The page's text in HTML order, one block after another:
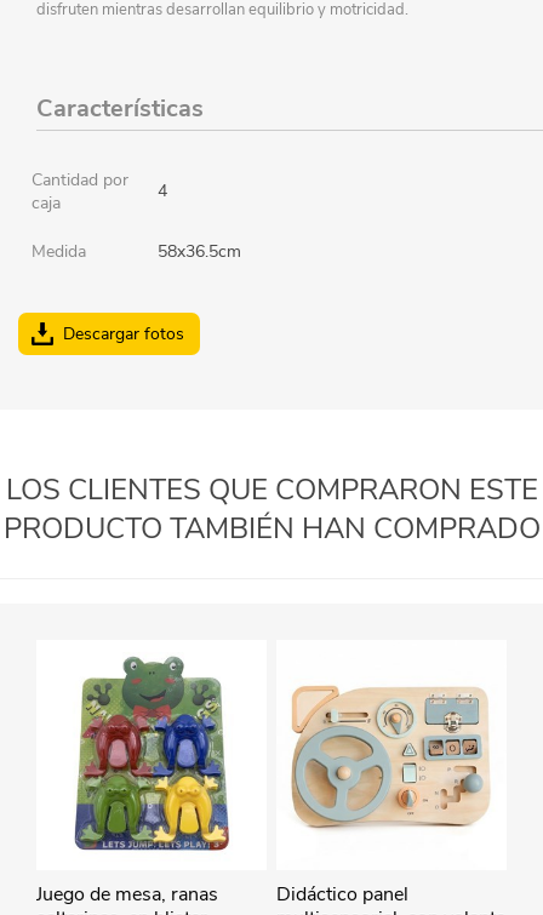
disfruten mientras desarrollan equilibrio y motricidad.
Características
Cantidad por
caja
4
Medida 58x36.5cm
Descargar fotos
LOS CLIENTES QUE COMPRARON ESTE
PRODUCTO TAMBIÉN HAN COMPRADO
Juego de mesa, ranas
Didáctico panel